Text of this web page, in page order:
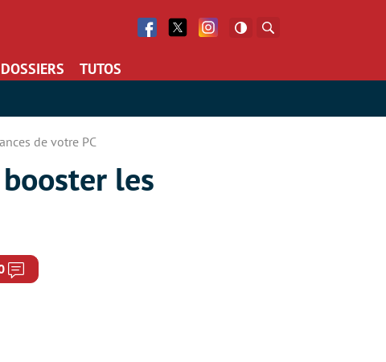
Facebook
Twitter Facebook
DOSSIERS TUTOS
de votre PC
les
Commentaires